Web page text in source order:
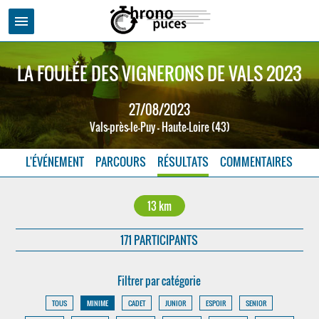
menu
LA FOULÉE DES VIGNERONS DE VALS 2023
27/08/2023
Vals-près-le-Puy - Haute-Loire (43)
L'ÉVÉNEMENT PARCOURS RÉSULTATS COMMENTAIRES
13 km
171 PARTICIPANTS
Filtrer par catégorie
TOUS MINIME CADET JUNIOR ESPOIR
SENIOR